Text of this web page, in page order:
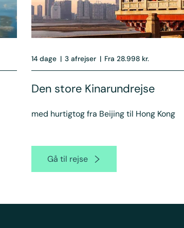
14 dage | 3 afrejser | Fra 28.998 kr.
Den store Kinarundrejse
med hurtigtog fra Beijing til Hong Kong
Gå til rejse